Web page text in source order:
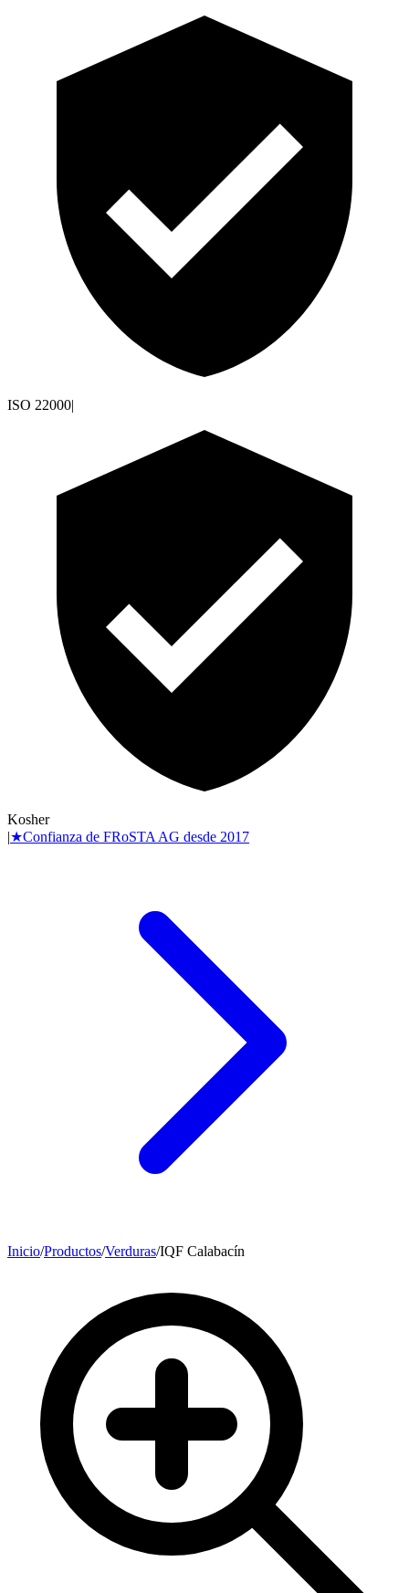
ISO 22000|
Kosher
|★Confianza de FRoSTA AG desde 2017
Inicio/Productos/Verduras/IQF Calabacín